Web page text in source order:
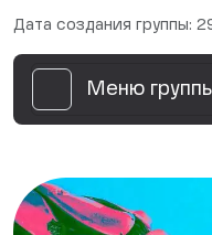
Дата создания группы:
Меню